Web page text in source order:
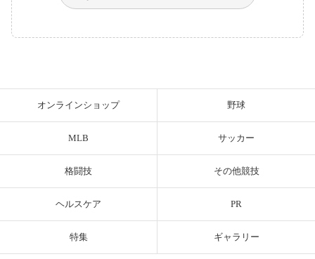
オンラインショップ 野球
MLB サッカー
格闘技 その他競技
ヘルスケア PR
特集 ギャラリー